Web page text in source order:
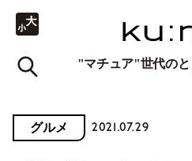
"マチュア"世代のと
グルメ 2021.07.29